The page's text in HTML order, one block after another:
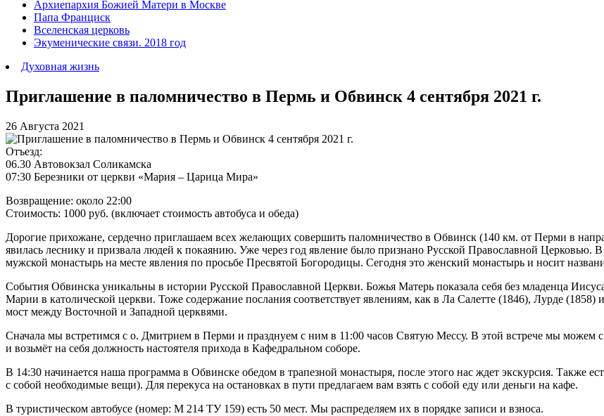
Архиепархия Божией Матери в Москве
Папа Франциск
Вселенская церковь
Экуменические связи. 2018 год
Духовная жизнь
Приглашение в паломничество в Пермь и Обвинск 4 сентября 2021 г.
26 Августа 2021
Отъезд:
06.30 Автовокзал Соликамска
07:30 Березники от церкви «Мария – Царица Мира»
Возвращение: около 22:00
Стоимость: 1000 руб. (включает стоимость автобуса и обеда)
Дорогие прихожане, сердечно приглашаем всех желающих совершить паломничество в Обвинск (140 км. от Перми в
явилась леснику и призвала людей к покаянию. Уже через год явление было признано Русской Православной Церковью.
мужской монастырь на месте явления по просьбе Пресвятой Богородицы. Сегодня это женский монастырь и носит
События Обвинска уникальны в истории Русской Православной Церкви. Божья Матерь показала себя без младенца
Марии в католической церкви. Тоже содержание послания соответствует явлениям, как в Ла Салетте (1846), Лурде
мост между Восточной и Западной церквями.
Сначала мы встретимся с о. Дмитрием в Перми и празднуем с ним в 11:00 часов Святую Мессу. В этой встрече мы можем с
и возьмёт на себя должность настоятеля прихода в Кафедральном соборе.
В 14:30 начинается наша программа в Обвинске обедом в трапезной монастыря, после этого нас ждет экскурсия. Также
с собой необходимые вещи). Для перекуса на остановках в пути предлагаем вам взять с собой еду или деньги на кафе.
В туристическом автобусе (номер: М 214 ТУ 159) есть 50 мест. Мы распределяем их в порядке записи и взноса.